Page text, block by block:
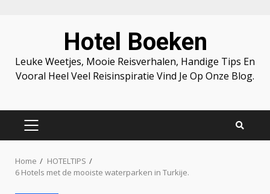
Hotel Boeken
Leuke Weetjes, Mooie Reisverhalen, Handige Tips En
Vooral Heel Veel Reisinspiratie Vind Je Op Onze Blog.
PRIMARY
Home
HOTELTIPS
6 Hotels met de mooiste waterparken in Turkije.